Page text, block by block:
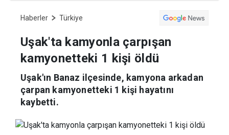
Haberler Türkiye
Uşak'ta kamyonla çarpışan
kamyonetteki 1 kişi öldü
Uşak'ın Banaz ilçesinde, kamyona arkadan
çarpan kamyonetteki 1 kişi hayatını
kaybetti.